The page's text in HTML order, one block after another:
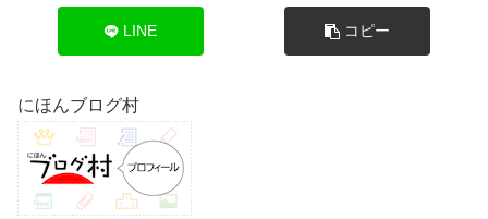
LINE コピー
にほんブログ村